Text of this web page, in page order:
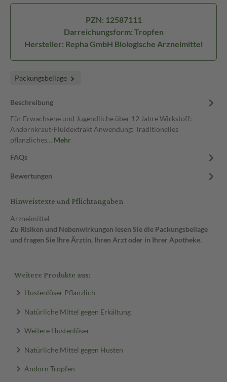
PZN: 12587111
Darreichungsform: Tropfen
Hersteller: Repha GmbH Biologische Arzneimittel
Packungsbeilage
Beschreibung
Für Erwachsene und Jugendliche über 12 Jahre Wirkstoff:
Andornkraut-Fluidextrakt Anwendung: Traditionelles
pflanzliches… Mehr
FAQs
Bewertungen
Hinweistexte und Pflichtangaben
Arzneimittel
Zu Risiken und Nebenwirkungen lesen Sie die Packungsbeilage
und fragen Sie Ihre Ärztin, Ihren Arzt oder in Ihrer Apotheke.
Weitere Produkte aus:
Hustenlöser Pflanzlich
Natürliche Mittel gegen Erkältung
Weitere Hustenlöser
Natürliche Mittel gegen Husten
Andorn Tropfen